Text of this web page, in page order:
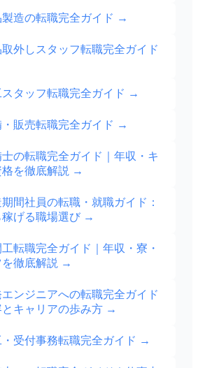
造の転職完全ガイド →
外しスタッフ転職完全ガイド
タッフ転職完全ガイド →
販売転職完全ガイド →
の転職完全ガイド｜年収・キ
を徹底解説 →
間社員の転職・就職ガイド：
げる職場選び →
転職完全ガイド｜年収・寮・
徹底解説 →
ンジニアへの転職完全ガイド
とキャリアの歩み方 →
受付事務転職完全ガイド →